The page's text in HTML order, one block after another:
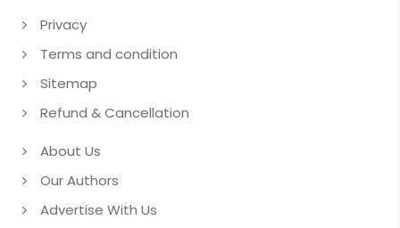
Privacy
Terms and condition
Sitemap
Refund & Cancellation
About Us
Our Authors
Advertise With Us